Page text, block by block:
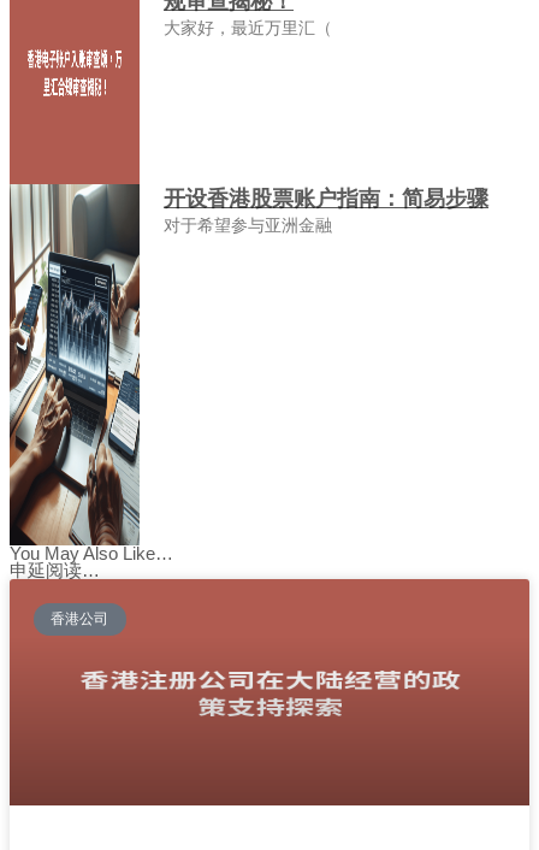
大家好，最近万里汇（
开设香港股票账户指南：简易步骤
对于希望参与亚洲金融
You May Also Like…
申延阅读…
香港公司